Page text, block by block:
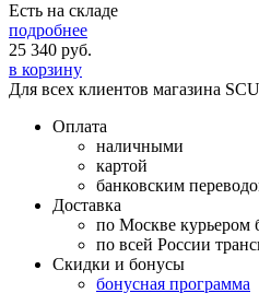
Есть на складе
подробнее
25 340 руб.
в корзину
Для всех клиентов магазина
Оплата
наличными
картой
банковским
Доставка
по Москве курьером
по всей России
Скидки и бонусы
бонусная программа